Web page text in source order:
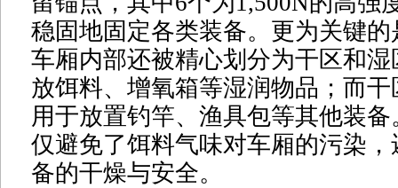
稳固地固定各类装备。更为关键
车厢内部还被精心划分为干区和
放饵料、增氧箱等湿润物品；而
用于放置钓竿、渔具包等其他装
仅避免了饵料气味对车厢的污染
备的干燥与安全。